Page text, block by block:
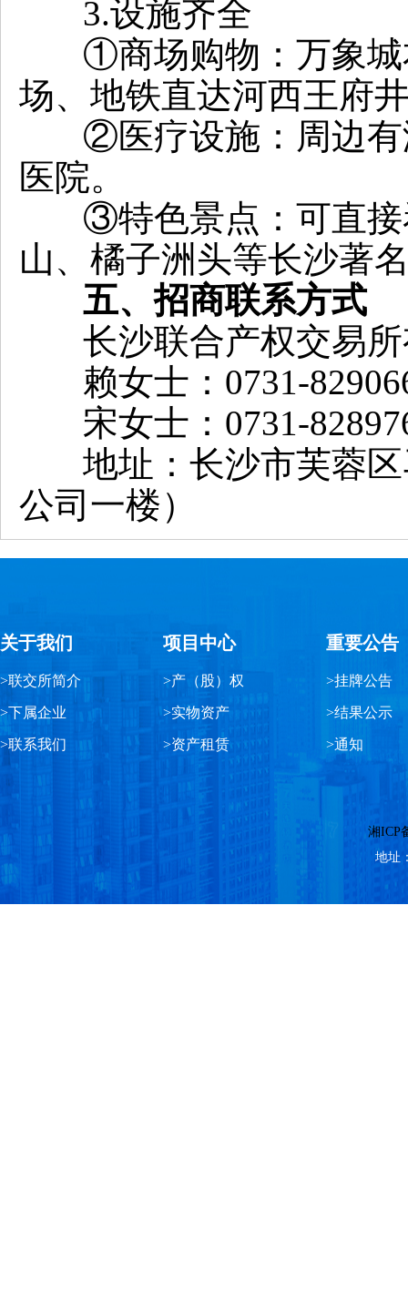
3.设施齐全
①商场购物：万象城
场、地铁直达河西王府
②医疗设施：周边有
医院。
③特色景点：可直接
山、橘子洲头等长沙著
五、招商联系方式
长沙联合产权交易
赖女士：0731-
宋女士：0731-
地址：长沙市芙蓉
公司一楼）
关于我们
>联交所简介
>下属企业
>联系我们
项目中心
>产（股）权
>实物资产
>资产租赁
重要公告
>挂牌公告
>结果公示
>通知
湘ICP
地址